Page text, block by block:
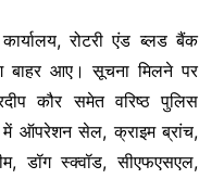
रोटरी एंड ब्लड बैंक
बाहर आए। सूचना मिलने पर
कौर समेत वरिष्ठ पुलिस
ऑपरेशन सेल, क्राइम ब्रांच,
डॉग स्क्वॉड, सीएफएसएल,